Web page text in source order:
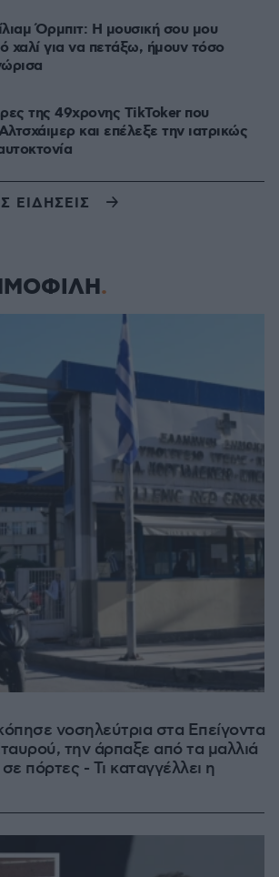
Όρμπιτ: Η μουσική σου μου
χαλί για να πετάξω, ήμουν τόσο
της 49χρονης TikToker που
και επέλεξε την ιατρικώς
ΕΙΔΗΣΕΙΣ
νοσηλεύτρια στα Επείγοντα
την άρπαξε από τα μαλλιά
πόρτες - Τι καταγγέλλει η